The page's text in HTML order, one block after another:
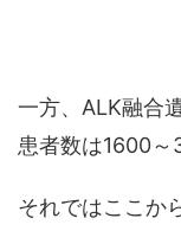
一方、ALK融合
患者数は1600～
それではここか